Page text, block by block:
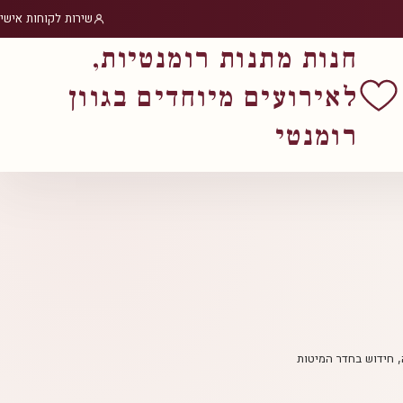
שירות לקוחות אישי
חנות מתנות רומנטיות,
לאירועים מיוחדים בגוון
רומנטי
חידוש בחדר המיטות